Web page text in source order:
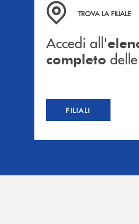
Accedi all' elenco
TROVA LA FILIALE
Accedi all'
completo delle
FILIALI